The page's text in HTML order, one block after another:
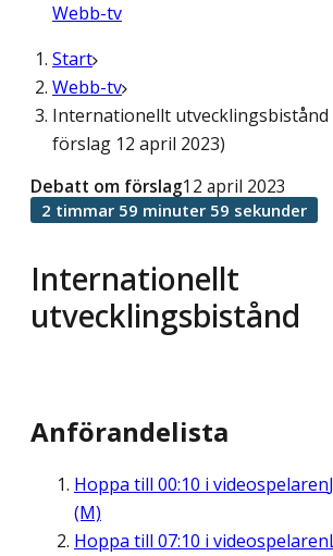
Webb-tv
Start
Webb-tv
Internationellt utvecklingsbistånd
förslag 12 april 2023)
Internationellt
utvecklingsbistånd
Debatt om förslag12 april 2023
2 timmar 59 minuter 59 sekunder
Anförandelista
Hoppa till 00:10 i videospelaren
(M)
Hoppa till 07:10 i videospelaren